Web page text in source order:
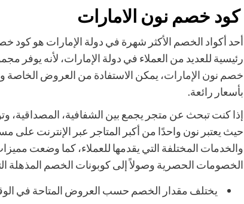
كود خصم نون الامارات
أحد أكواد الخصم الأكثر شهرة في دولة الإمارات هو كود
رئيسية للعديد من العملاء في دولة الإمارات، لأنه
خصم نون الإمارات، يمكن الاستفادة من العروض
بأسعار رائعة.
إذا كنت تبحث عن متجر يجمع بين الشفافية، المصداقية،
حيث يعتبر نون واحدًا من أكبر المتاجر عبر الإنترنت على
والخدمات المختلفة التي يقدمها للعملاء، كما وضعت
الخصومات الحصرية وصولاً إلى كوبونات الخصم المذهلة
يختلف مقدار الخصم حسب العروض المتاحة في الوقت